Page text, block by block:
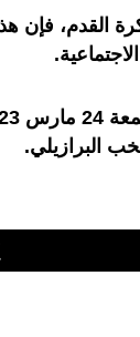
القدم، فإن
البرازيلي.